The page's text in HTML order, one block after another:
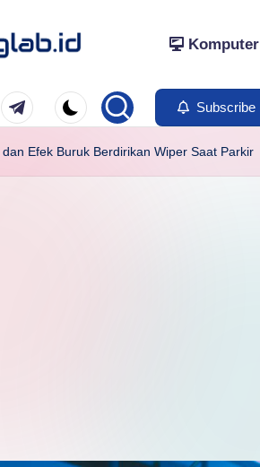
Komputer
Telegram Subscribe
Efek Buruk Berdirikan Wiper Saat Parkir